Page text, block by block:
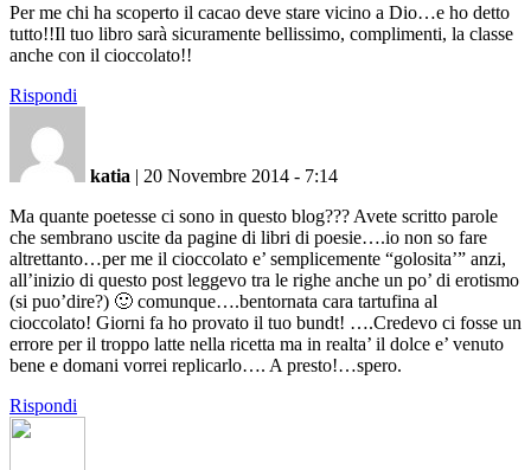
Per me chi ha scoperto il cacao deve stare vicino a Dio…e ho detto
tutto!!Il tuo libro sarà sicuramente bellissimo, complimenti, la classe
anche con il cioccolato!!
Rispondi
katia | 20 Novembre 2014 - 7:14
Ma quante poetesse ci sono in questo blog??? Avete scritto parole
che sembrano uscite da pagine di libri di poesie….io non so fare
altrettanto…per me il cioccolato e’ semplicemente “golosita’” anzi,
all’inizio di questo post leggevo tra le righe anche un po’ di erotismo
(si puo’dire?) 🙂 comunque….bentornata cara tartufina al
cioccolato! Giorni fa ho provato il tuo bundt! ….Credevo ci fosse un
errore per il troppo latte nella ricetta ma in realta’ il dolce e’ venuto
bene e domani vorrei replicarlo…. A presto!…spero.
Rispondi